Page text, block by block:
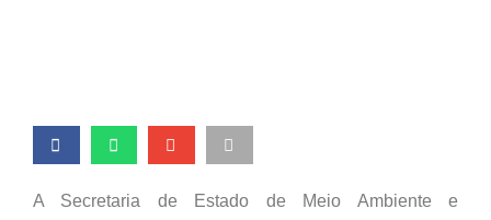
A Secretaria de Estado de Meio Ambiente e